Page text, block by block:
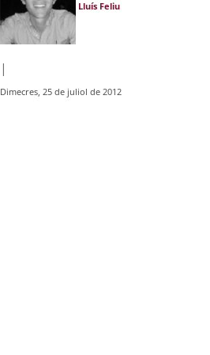
Lluís Feliu
|
Dimecres, 25 de juliol de 2012